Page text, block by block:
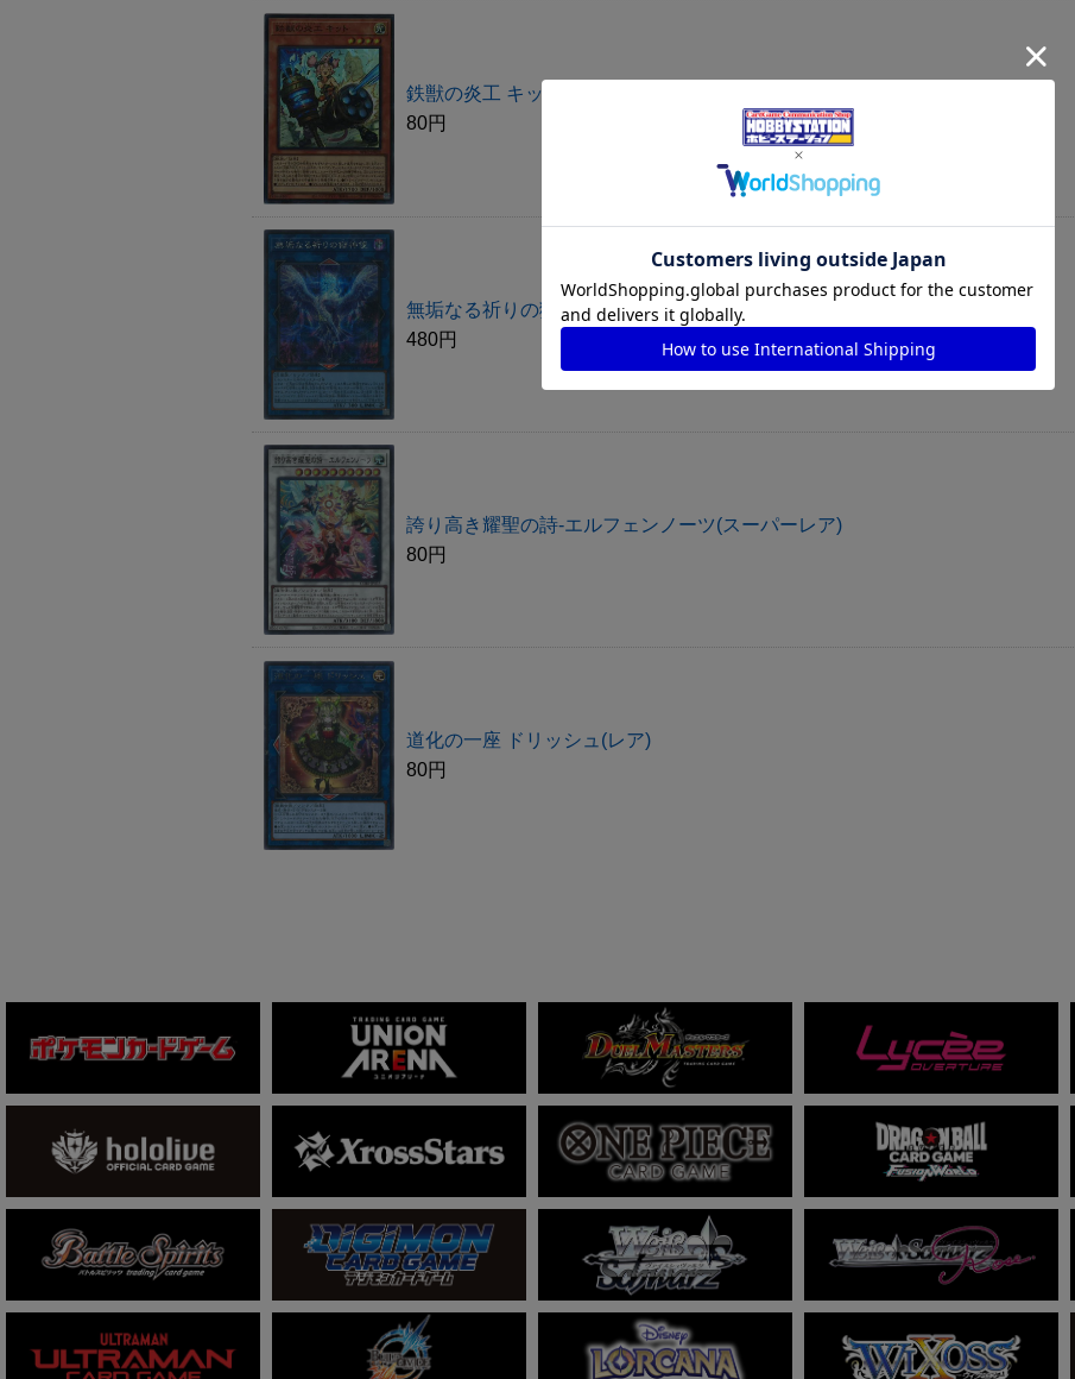
鉄獣の炎工 キット(スーパーレア)
80円
無垢なる祈りの獄神使(シークレットレア)
480円
誇り高き耀聖の詩-エルフェンノーツ(スーパーレア)
80円
道化の一座 ドリッシュ(レア)
80円